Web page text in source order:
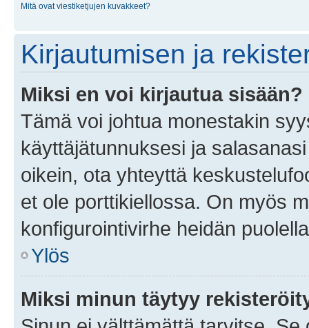
Mitä ovat viestiketjujen kuvakkeet?
Kirjautumisen ja
Miksi en voi kirjautua sisään?
Tämä voi johtua monestakin
käyttäjätunnuksesi ja
oikein, ota yhteyttä
et ole porttikiellossa. On myös
konfigurointivirhe heidän
Ylös
Miksi minun täytyy